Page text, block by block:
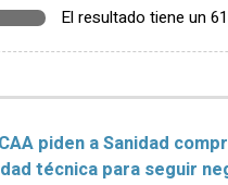
El resultado tiene un
piden a Sanidad
técnica para seguir